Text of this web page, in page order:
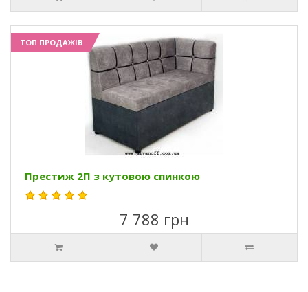
ТОП ПРОДАЖІВ
Престиж 2П з кутовою спинкою
7 788 грн